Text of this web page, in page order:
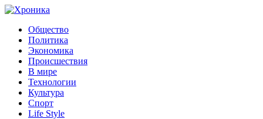
Общество
Политика
Экономика
Происшествия
В мире
Технологии
Культура
Спорт
Life Style